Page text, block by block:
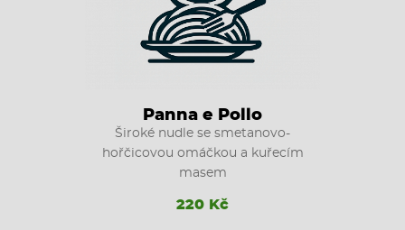
Panna e Pollo
Široké nudle se smetanovo-
hořčicovou omáčkou a kuřecím
masem
220 Kč